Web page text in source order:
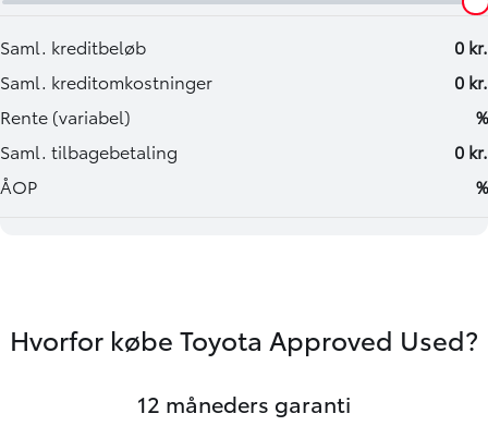
Hvorfor købe Toyota Approved Used?
12 måneders garanti